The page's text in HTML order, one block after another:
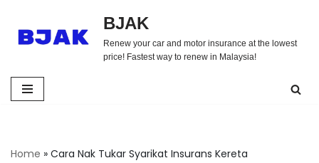
Skip
BJAK
Renew your car and motor insurance at the lowest
price! Fastest way to renew in Malaysia!
Home » Cara Nak Tukar Syarikat Insurans Kereta